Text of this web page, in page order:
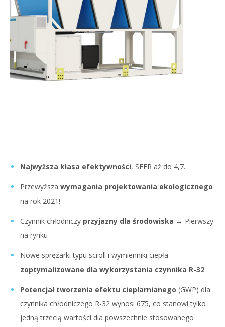
Najwyższa klasa efektywności, SEER aż do 4,7.
Przewyższa wymagania projektowania ekologicznego
na rok 2021!
Czynnik chłodniczy przyjazny dla środowiska → Pierwszy
na rynku
Nowe sprężarki typu scroll i wymienniki ciepła
zoptymalizowane dla wykorzystania czynnika R-32
Potencjał tworzenia efektu cieplarnianego (GWP) dla
czynnika chłodniczego R-32 wynosi 675, co stanowi tylko
jedną trzecią wartości dla powszechnie stosowanego